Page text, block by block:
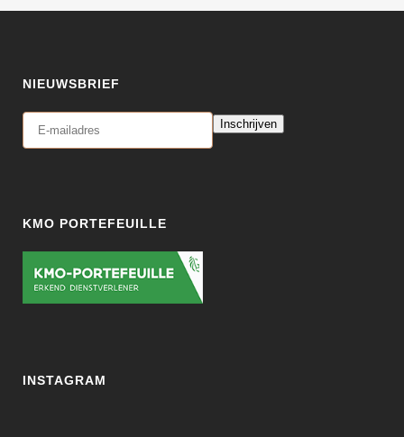
NIEUWSBRIEF
Inschrijven
KMO PORTEFEUILLE
INSTAGRAM